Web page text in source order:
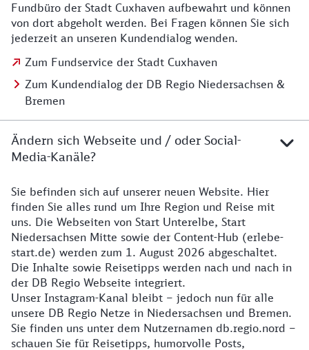
Fundbüro der Stadt Cuxhaven aufbewahrt und können
von dort abgeholt werden. Bei Fragen können Sie sich
jederzeit an unseren Kundendialog wenden.
Zum Fundservice der Stadt Cuxhaven
Zum Kundendialog der DB Regio Niedersachsen &
Bremen
Ändern sich Webseite und / oder Social-
Media-Kanäle?
Details zur Website
Sie befinden sich auf unserer neuen Website. Hier
finden Sie alles rund um Ihre Region und Reise mit
uns. Die Webseiten von Start Unterelbe, Start
Niedersachsen Mitte sowie der Content-Hub (erlebe-
start.de) werden zum 1. August 2026 abgeschaltet.
Die Inhalte sowie Reisetipps werden nach und nach in
der DB Regio Webseite integriert.
Unser Instagram-Kanal bleibt – jedoch nun für alle
unsere DB Regio Netze in Niedersachsen und Bremen.
Sie finden uns unter dem Nutzernamen db.regio.nord –
schauen Sie für Reisetipps, humorvolle Posts,